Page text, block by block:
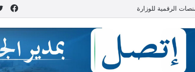
الرقمية للوزارة